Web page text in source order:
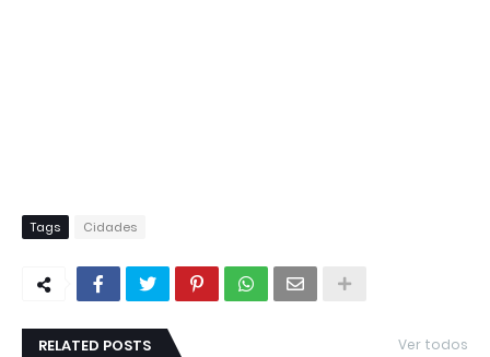
Tags Cidades
RELATED POSTS Ver todos